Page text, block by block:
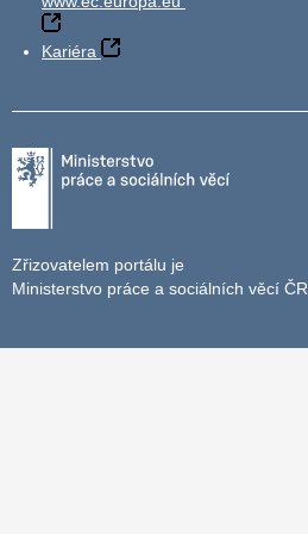
Kariéra
Zřizovatelem portálu je
Ministerstvo práce a sociálních věcí ČR